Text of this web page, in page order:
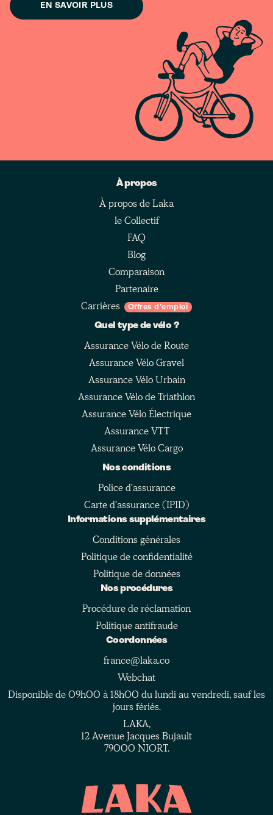
EN SAVOIR PLUS
À propos
À propos de Laka
le Collectif
FAQ
Blog
Comparaison
Partenaire
Carrières
Offres d'emploi
Quel type de vélo ?
Assurance Vélo de Route
Assurance Vélo Gravel
Assurance Vélo Urbain
Assurance Vélo de Triathlon
Assurance Vélo Électrique
Assurance VTT
Assurance Vélo Cargo
Nos conditions
Police d'assurance
Carte d'assurance (IPID)
Informations supplémentaires
Conditions générales
Politique de confidentialité
Politique de données
Nos procédures
Procédure de réclamation
Politique antifraude
Coordonnées
france@laka.co
Webchat
Disponible de 09h00 à 18h00 du lundi au vendredi, sauf les
jours fériés.
LAKA,
12 Avenue Jacques Bujault
79000 NIORT.